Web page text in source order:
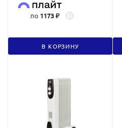
по 1173 ₽ ?
В КОРЗИНУ